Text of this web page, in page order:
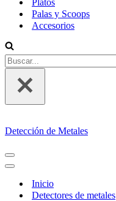
Platos
Palas y Scoops
Accesorios
Buscar...
Detección de Metales
MENÚ
DE
NAVEGACIÓN
MENÚ
DE
NAVEGACIÓN
Inicio
Detectores de metales